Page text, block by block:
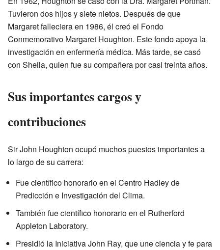
Tuvieron dos hijos y siete nietos. Después de que
Margaret falleciera en 1986, él creó el Fondo
Conmemorativo Margaret Houghton. Este fondo apoya la
investigación en enfermería médica. Más tarde, se casó
con Sheila, quien fue su compañera por casi treinta años.
Sus importantes cargos y
contribuciones
Sir John Houghton ocupó muchos puestos importantes a
lo largo de su carrera:
Fue científico honorario en el Centro Hadley de
Predicción e Investigación del Clima.
También fue científico honorario en el Rutherford
Appleton Laboratory.
Presidió la Iniciativa John Ray, que une ciencia y fe para